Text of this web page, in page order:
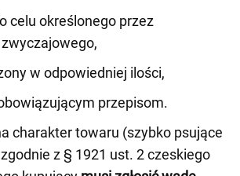
celu określonego przez
w odpowiedniej ilości,
przepisom.
charakter towaru (szybko psujące
z § 1921 ust. 2 czeskiego